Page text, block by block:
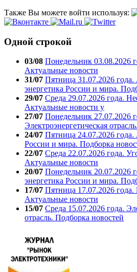
Также Вы можете войти используя:
Одной строкой
03/08 Понедельник 03.08.2026
Актуальные новости
31/07 Пятница 31.07.2026 года.
энергетика России и мира.
29/07 Среда 29.07.2026 года.
Актуальные новости у
27/07 Понедельник 27.07.2026
Электроэнергетическая
24/07 Пятница 24.07.2026 года.
России и мира. Подборка
22/07 Среда 22.07.2026 года.
Актуальные новости
20/07 Понедельник 20.07.2026
энергетика России и мира.
17/07 Пятница 17.07.2026 года.
Актуальные новости
15/07 Среда 15.07.2026 года.
отрасль. Подборка новостей